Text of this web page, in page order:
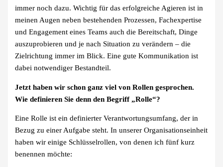
immer noch dazu. Wichtig für das erfolgreiche Agieren ist in
meinen Augen neben bestehenden Prozessen, Fachexpertise
und Engagement eines Teams auch die Bereitschaft, Dinge
auszuprobieren und je nach Situation zu verändern – die
Zielrichtung immer im Blick. Eine gute Kommunikation ist
dabei notwendiger Bestandteil.
Jetzt haben wir schon ganz viel von Rollen gesprochen.
Wie definieren Sie denn den Begriff „Rolle“?
Eine Rolle ist ein definierter Verantwortungsumfang, der in
Bezug zu einer Aufgabe steht. In unserer Organisationseinheit
haben wir einige Schlüsselrollen, von denen ich fünf kurz
benennen möchte: